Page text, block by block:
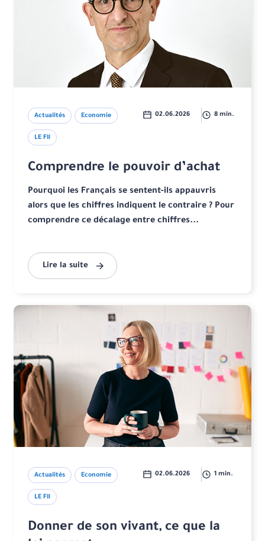
Actualités Economie
LE FIl
02.06.2026 8 min.
Comprendre le pouvoir d’achat
Pourquoi les Français se sentent-ils appauvris
alors que les chiffres indiquent le contraire ? Pour
comprendre ce décalage entre chiffres...
Lire la suite
Actualités Economie
LE FIl
02.06.2026 1 min.
Donner de son vivant, ce que la